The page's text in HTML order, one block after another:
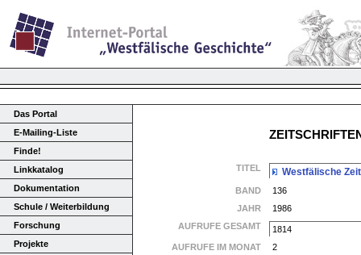
Das Portal
E-Mailing-Liste
Finde!
Linkkatalog
Dokumentation
Schule / Weiterbildung
Forschung
Projekte
TITEL Westfälische
BAND
136
JAHR
1986
AUFRUFE GESAMT
1814
AUFRUFE IM MONAT
2